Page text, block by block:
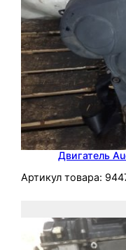
Двигатель
Артикул товара: